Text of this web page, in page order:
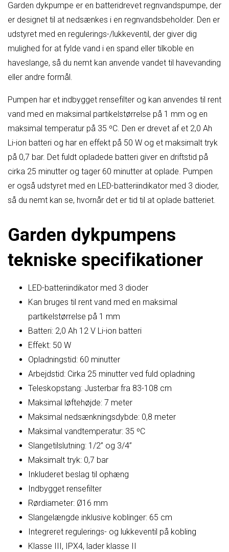
Garden dykpumpe er en batteridrevet regnvandspumpe, der
er designet til at nedsænkes i en regnvandsbeholder. Den er
udstyret med en regulerings-/lukkeventil, der giver dig
mulighed for at fylde vand i en spand eller tilkoble en
haveslange, så du nemt kan anvende vandet til havevanding
eller andre formål.
Pumpen har et indbygget rensefilter og kan anvendes til rent
vand med en maksimal partikelstørrelse på 1 mm og en
maksimal temperatur på 35 ºC. Den er drevet af et 2,0 Ah
Li-ion batteri og har en effekt på 50 W og et maksimalt tryk
på 0,7 bar. Det fuldt opladede batteri giver en driftstid på
cirka 25 minutter og tager 60 minutter at oplade. Pumpen
er også udstyret med en LED-batteriindikator med 3 dioder,
så du nemt kan se, hvornår det er tid til at oplade batteriet.
Garden dykpumpens
tekniske specifikationer
LED-batteriindikator med 3 dioder
Kan bruges til rent vand med en maksimal
partikelstørrelse på 1 mm
Batteri: 2,0 Ah 12 V Li-ion batteri
Effekt: 50 W
Opladningstid: 60 minutter
Arbejdstid: Cirka 25 minutter ved fuld opladning
Teleskopstang: Justerbar fra 83-108 cm
Maksimal løftehøjde: 7 meter
Maksimal nedsænkningsdybde: 0,8 meter
Maksimal vandtemperatur: 35 ºC
Slangetilslutning: 1/2” og 3/4”
Maksimalt tryk: 0,7 bar
Inkluderet beslag til ophæng
Indbygget rensefilter
Rørdiameter: Ø16 mm
Slangelængde inklusive koblinger: 65 cm
Integreret regulerings- og lukkeventil på kobling
Klasse III, IPX4, lader klasse II